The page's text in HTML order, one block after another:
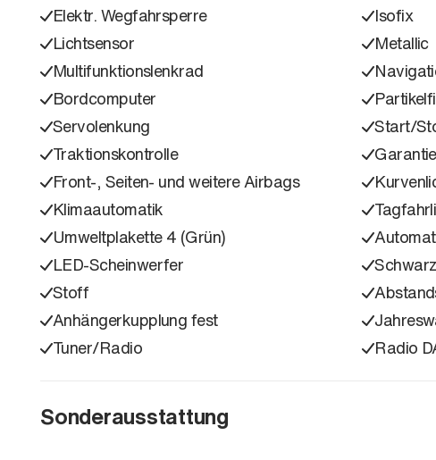
Elektr. Wegfahrsperre
Isofix
Lichtsensor
Metallic
Multifunktionslenkrad
Bordcomputer
Servolenkung
Start/
Traktionskontrolle
Garantie
Front-, Seiten- und weitere Airbags
Klimaautomatik
Umweltplakette 4 (Grün)
LED-Scheinwerfer
Schwarz
Stoff
Anhängerkupplung fest
Tuner/Radio
Radio
Sonderausstattung